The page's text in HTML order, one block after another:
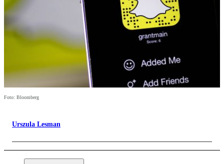
Foto: Bloomberg
Urszula Lesman